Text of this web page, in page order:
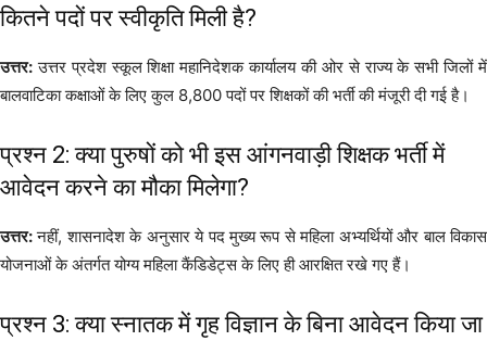
कितने पदों पर स्वीकृति मिली है?
उत्तर: उत्तर प्रदेश स्कूल शिक्षा महानिदेशक कार्यालय की ओर से राज्य के सभी जिलों में
बालवाटिका कक्षाओं के लिए कुल 8,800 पदों पर शिक्षकों की भर्ती की मंजूरी दी गई है।
प्रश्न 2: क्या पुरुषों को भी इस आंगनवाड़ी शिक्षक भर्ती में
आवेदन करने का मौका मिलेगा?
उत्तर:नहीं, शासनादेश के अनुसार ये पद मुख्य रूप से महिला अभ्यर्थियों और बाल विकास
योजनाओं के अंतर्गत योग्य महिला कैंडिडेट्स के लिए ही आरक्षित रखे गए हैं।
प्रश्न 3: क्या स्नातक में गृह विज्ञान के बिना आवेदन किया जा